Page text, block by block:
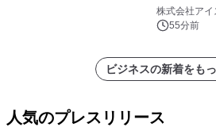
比較―自社
かる実践ガ
株式会社アイ
55分前
ビジネスの新着をも
人気のプレスリリース